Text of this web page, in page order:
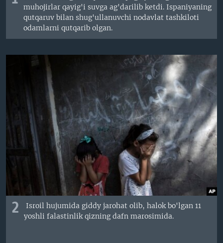
muhojirlar qayig'i suvga ag'darilib ketdi. Ispaniyaning
qutqaruv bilan shug'ullanuvchi nodavlat tashkiloti
odamlarni qutqarib olgan.
2
Isroil hujumida giddy jarohat olib, halok bo'lgan 11
yoshli falastinlik qizning dafn marosimida.